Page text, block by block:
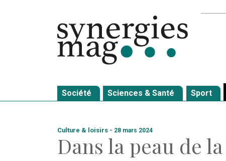
Société Sciences & Santé Sport
Culture & loisirs - 28 mars 2024
Dans la peau de